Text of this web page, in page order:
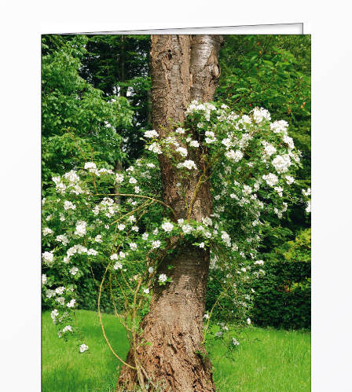
Grußkarten
Sortimente
Themen
Anlässe
Geburtstag
Wünsche
Segenswünsche
Lebensart
Dank
Freundschaft
Begleitung
Meditation